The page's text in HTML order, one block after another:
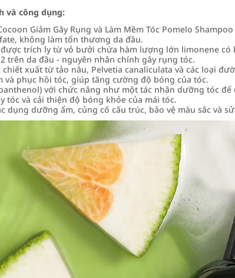
và công dụng:
Giảm Gãy Rụng và Làm Mềm Tóc Pomelo
không làm tổn thương da đầu.
trích ly từ vỏ bưởi chứa hàm lượng lớn limonene có
trên da đầu - nguyên nhân chính gây rụng tóc.
xuất từ tảo nâu, Pelvetia canaliculata và các loại
và phục hồi tóc, giúp tăng cường độ bóng của tóc.
với chức năng như một tác nhân dưỡng tóc
tóc và cải thiện độ bóng khỏe của mái tóc.
dụng dưỡng ẩm, củng cố cấu trúc, bảo vệ màu sắc và